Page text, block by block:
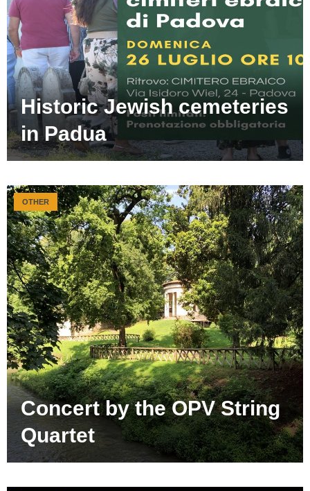
Historic Jewish cemeteries
in Padua
Concert by the OPV String
Quartet
OTHER